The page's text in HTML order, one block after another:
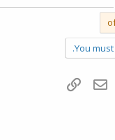
You
WhatsAppדואר אלקטרוני